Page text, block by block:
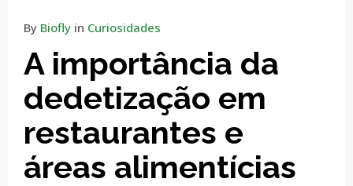
By Biofly in Curiosidades
A importância da
dedetização em
restaurantes e
áreas alimentícias